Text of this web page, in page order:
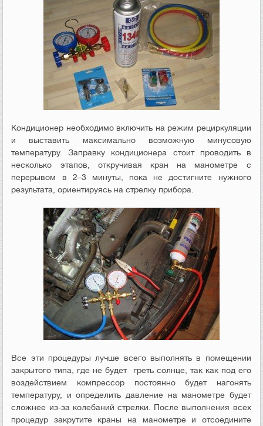
Кондиционер необходимо включить на режим рециркуляции
и выставить максимально возможную минусовую
температуру. Заправку кондиционера стоит проводить в
несколько этапов, откручивая кран на манометре с
перерывом в 2–3 минуты, пока не достигните нужного
результата, ориентируясь на стрелку прибора.
Все эти процедуры лучше всего выполнять в помещении
закрытого типа, где не будет греть солнце, так как под его
воздействием компрессор постоянно будет нагонять
температуру, и определить давление на манометре будет
сложнее из-за колебаний стрелки. После выполнения всех
процедур закрутите краны на манометре и отсоедините